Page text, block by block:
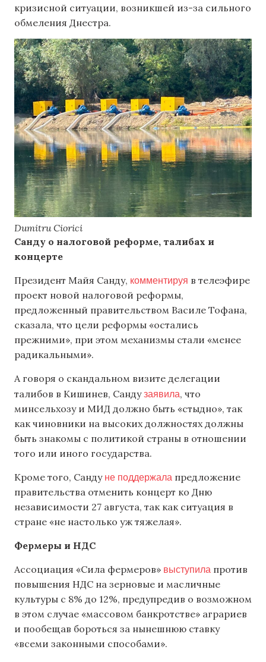
кризисной ситуации, возникшей из-за сильного
обмеления Днестра.
Dumitru Ciorici
Санду о налоговой реформе, талибах и
концерте
Президент Майя Санду, комментируя в телеэфире
проект новой налоговой реформы,
предложенный правительством Василе Тофана,
сказала, что цели реформы «остались
прежними», при этом механизмы стали «менее
радикальными».
А говоря о скандальном визите делегации
талибов в Кишинев, Сандузаявила, что
минсельхозу и МИД должно быть «стыдно», так
как чиновники на высоких должностях должны
быть знакомы с политикой страны в отношении
того или иного государства.
Кроме того, Санду не поддержала предложение
правительства отменить концерт ко Дню
независимости 27 августа, так как ситуация в
стране «не настолько уж тяжелая».
Фермеры и НДС
Ассоциация «Сила фермеров» выступила против
повышения НДС на зерновые и масличные
культуры с 8% до 12%, предупредив о возможном
в этом случае «массовом банкротстве» аграриев
и пообещав бороться за нынешнюю ставку
«всеми законными способами».